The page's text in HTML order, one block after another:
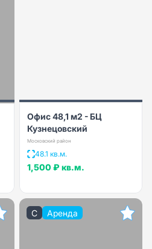
Офис 48,1 м2 - БЦ
Кузнецовский
Московский район
48.1 кв.м.
1,500 ₽ кв.м.
C Аренда